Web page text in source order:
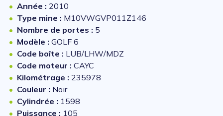
Année : 2010
Type mine : M10VWGVP011Z146
Nombre de portes : 5
Modèle : GOLF 6
Code boîte : LUB/LHW/MDZ
Code moteur : CAYC
Kilométrage : 235978
Couleur : Noir
Cylindrée : 1598
Puissance : 105